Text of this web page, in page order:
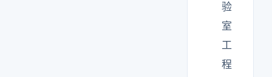
验
室
工
程